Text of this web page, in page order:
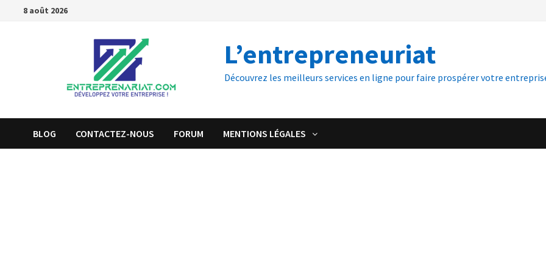
8 août 2026
L’entrepreneuriat
Découvrez les meilleurs services en ligne pour faire prospérer votre
BLOG CONTACTEZ-NOUS FORUM MENTIONS LÉGALES